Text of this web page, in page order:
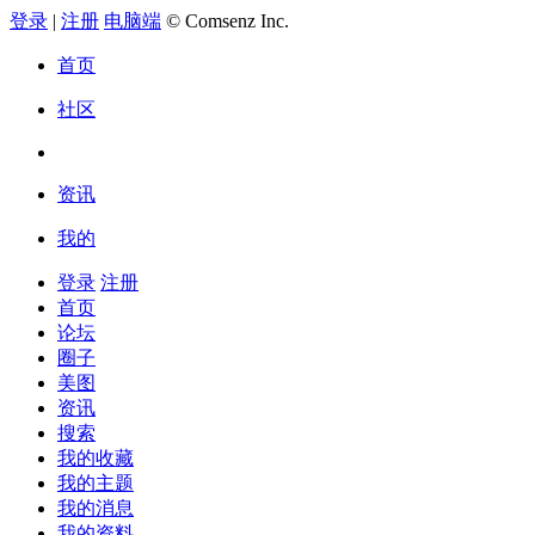
登录 | 注册 电脑端 © Comsenz Inc.
首页
社区
资讯
我的
登录 注册
首页
论坛
圈子
美图
资讯
搜索
我的收藏
我的主题
我的消息